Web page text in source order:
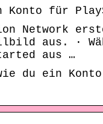
für
Network
aus. ·
aus …
du ein Konto